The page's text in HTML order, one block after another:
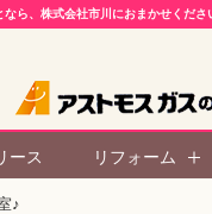
ら、株式会社市川におまかせくださ
ース リフォーム
♪